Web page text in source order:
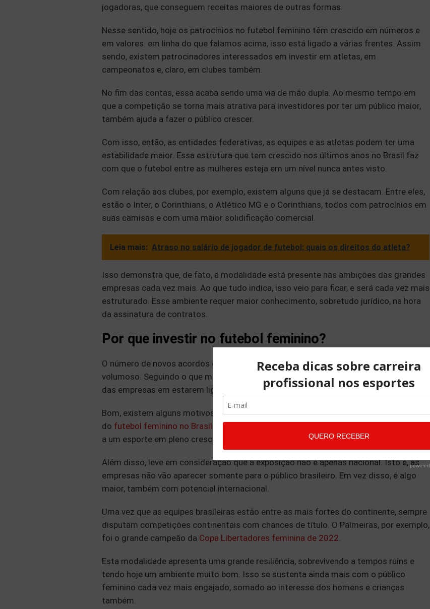
jogadoras, que conseguem receitas maiores de outras formas.
Nesse sentido, hoje os patrocínios no futebol feminino têm crescido em números e
em valores. em linha do que falamos acima, isso está ligado a várias frentes. Assim
sendo, existem patrocinadores interessados em investir em atletas, em
campeonatos e, claro, em clubes também.
No fim das contas, essa acaba sendo uma via de mão dupla. Ao mesmo tempo em
que a competição se torna mais atrativa para investidores por ter um público maior,
também ajuda a fazer o público crescer.
Com isso, então, as entidades federativas, as equipes e as atletas podem ter uma
estabilidade maior. Essa estrutura que tem crescido nos últimos anos no Brasil faz
com que o futebol entre as mulheres esteja em um nível nunca antes visto.
Com relação aos clubes, por exemplo, existem alguns que já se destacam. Entre eles,
estão o Inter, o Corinthians, o Atlético MG e o Corinthians, todos com patrocínios em
suas camisas e com uma maior solidificação comercial.
Leia mais: Atraso no salário de jogador de futebol: quais os direitos do atleta?
Isso demonstra que, de fato, a modalidade está presente nas ambições das grandes
empresas cada vez mais. Ao que tudo indica, isso veio para ficar, e será cada vez mais
estruturado. Esse ambiente requer maior conhecimento, sobretudo jurídico, na hora
da assinatura de contratos.
Por que investir no futebol feminino?
O número de novos acordos de patrocínios no futebol feminino é cada vez mais
volumoso. Seguindo o que mencionamos acima, existe um interesse cada vez maior
das empresas em estarem ligadas à modalidade. Mas por quê?
Bom, existem alguns motivos para isso. Entre eles, o mais óbvio é que o crescimento
do futebol feminino no Brasil de fato atrai mais marcas. Quem não quer estar ligado
a um esporte em pleno crescimento e que se torna cada vez mais atrativo?
Além disso, leve em consideração que a exposição não é apenas nacional. Isto é, as
empresas não vão aparecer somente para o público brasileiro. Em vez disso, é algo
maior, também com potencial internacional.
Uma vez que as equipes brasileiras estão entre as mais fortes do continente, sempre
disputam competições continentais com chances de título. O Palmeiras, por exemplo,
foi o grande campeão da Copa Libertadores feminina de 2022.
Esta modalidade apresenta uma grande resiliência, sobrevivendo a tempos ruins e
tendo hoje um ambiente muito bom. Isso se sustenta ainda mais com o público
feminino cada vez mais engajado, somado ao interesse dos homens e crianças
também.